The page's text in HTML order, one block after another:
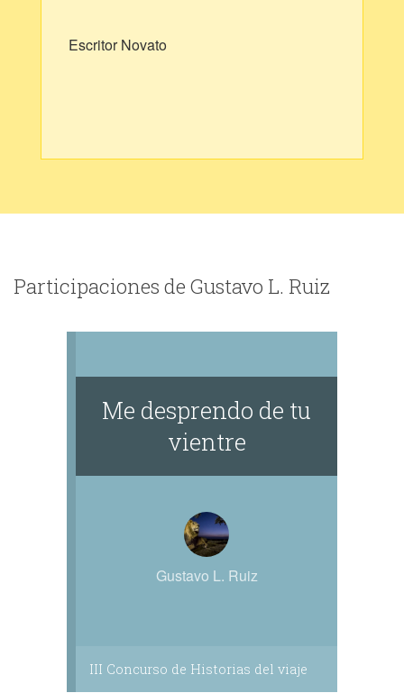
Escritor Novato
Participaciones de Gustavo L. Ruiz
Me desprendo de tu
vientre
Gustavo L. Ruiz
III Concurso de Historias del viaje